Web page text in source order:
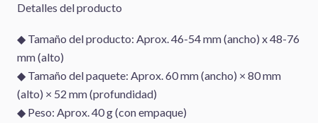
Detalles del producto
◆ Tamaño del producto: Aprox. 46-54 mm (ancho) x 48-76
mm (alto)
◆ Tamaño del paquete: Aprox. 60 mm (ancho) × 80 mm
(alto) × 52 mm (profundidad)
◆ Peso: Aprox. 40 g (con empaque)